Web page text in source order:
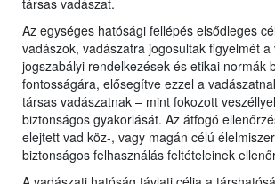
társas vadászat.
Az egységes hatósági fellépés elsődleges
vadászok, vadászatra jogosultak figyelmét a
jogszabályi rendelkezések és etikai normák
fontosságára, elősegítve ezzel a
társas vadászatnak – mint fokozott
biztonságos gyakorlását. Az átfogó
elejtett vad köz-, vagy magán célú
biztonságos felhasználás feltételeinek